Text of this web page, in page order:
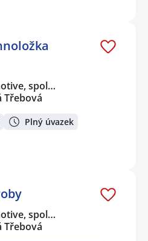
spol…
Třebová
Plný úvazek
spol…
Třebová